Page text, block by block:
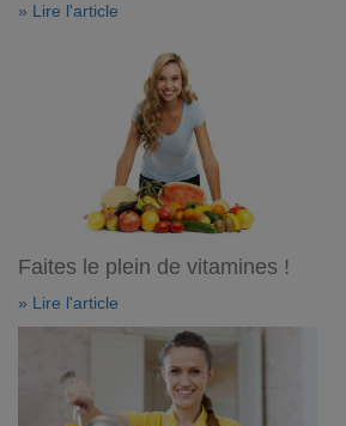
» Lire l'article
Faites le plein de vitamines !
» Lire l'article